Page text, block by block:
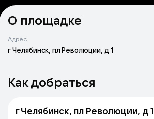
О площадке
Адрес
г Челябинск, пл Революции, д 1
Как добраться
г Челябинск, пл Революции, д 1